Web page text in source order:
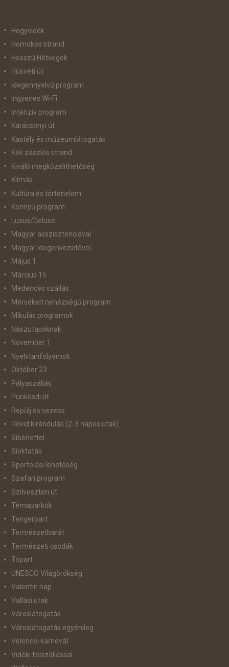
Hegyvidék
Homokos strand
Hosszú Hétvégék
Húsvéti út
idegennyelvű program
Ingyenes Wi-Fi
Intenzív program
Karácsonyi út
Kastély és múzeumlátogatás
Kék zászlós strand
Kiváló megközelíthetőség
Klímás
Kultúra és történelem
Könnyű program
Luxus/Deluxe
Magyar asszisztenciával
Magyar idegenvezetővel
Május 1
Március 15
Medencés szállás
Mérsékelt nehézségű program
Mikulás programok
Nászutasoknak
November 1
Nyelvtanfolyamok
Október 23
Pályaszállás
Pünkösdi út
Repülj és vezess
Rövid kirándulás (2-3 napos utak)
Síbérlettel
Síoktatás
Sportolási lehetőség
Szafari program
Szilveszteri út
Témaparkok
Tengerpart
Természetbarát
Természeti csodák
Tópart
UNESCO Világörökség
Valentin nap
Vallási utak
Városlátogatás
Városlátogatás egyénileg
Velencei karnevál
Vidéki felszállással